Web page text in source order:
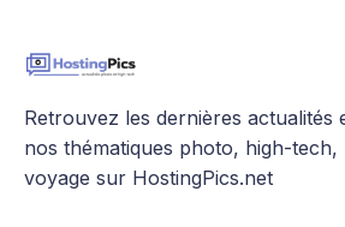
Retrouvez les dernières actualités
nos thématiques photo, high-tech,
voyage sur HostingPics.net